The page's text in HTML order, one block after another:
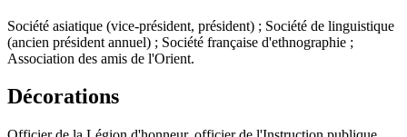
Société asiatique (vice-président, président) ; Société de linguistique
(ancien président annuel) ; Société française d'ethnographie ;
Association des amis de l'Orient.
Décorations